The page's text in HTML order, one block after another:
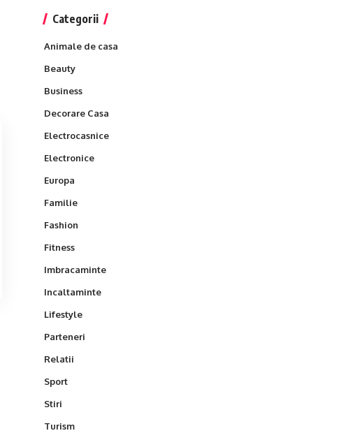
Categorii
Animale de casa
Beauty
Business
Decorare Casa
Electrocasnice
Electronice
Europa
Familie
Fashion
Fitness
Imbracaminte
Incaltaminte
Lifestyle
Parteneri
Relatii
Sport
Stiri
Turism